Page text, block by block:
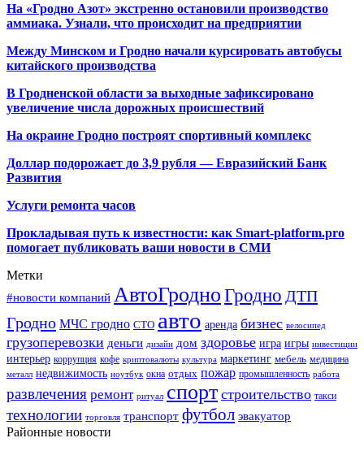
На «Гродно Азот» экстренно остановили производство
аммиака. Узнали, что происходит на предприятии
Между Минском и Гродно начали курсировать автобусы
китайского производства
В Гродненской области за выходные зафиксировано
увеличение числа дорожных происшествий
На окраине Гродно построят спортивный комплекс
Доллар подорожает до 3,9 рубля — Евразийский Банк
Развития
Услуги ремонта часов
Прокладывая путь к известности: как Smart-platform.pro
помогает публиковать ваши новости в СМИ
Метки
#новости компаний АвтоГродноГродно ДТП
Гродно МЧС гродно СТО авто аренда бизнес велосипед
грузоперевозки деньги дизайн дом здоровье игра игры инвестиции
интерьер коррупция кофе криптовалюты культура маркетинг мебель медицина
металл недвижимость ноутбук окна отдых пожар промышленность работа
развлечения ремонт ритуал спорт строительство такси
технологии торговля транспорт футбол эвакуатор
Районные новости